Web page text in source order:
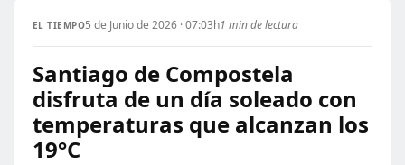
EL TIEMPO5 de Junio de 2026 · 07:03h1 min de lectura
Santiago de Compostela
disfruta de un día soleado con
temperaturas que alcanzan los
19°C